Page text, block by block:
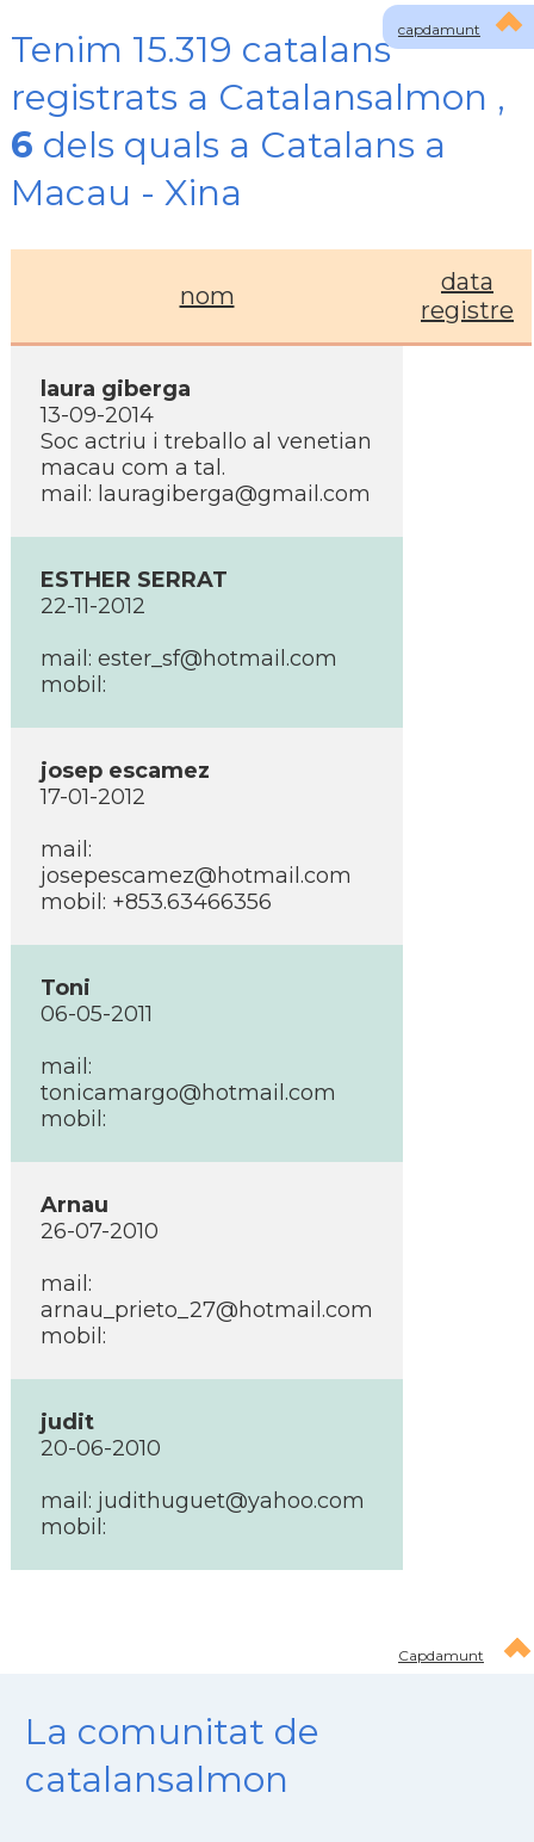
capdamunt
Tenim 15.319 catalans
registrats a Catalansalmon ,
6 dels quals a Catalans a
Macau - Xina
nom
data
registre
laura giberga
13-09-2014
Soc actriu i treballo al venetian
macau com a tal.
mail: lauragiberga@gmail.com
ESTHER SERRAT
22-11-2012
mail: ester_sf@hotmail.com
mobil:
josep escamez
17-01-2012
mail:
josepescamez@hotmail.com
mobil: +853.63466356
Toni
06-05-2011
mail:
tonicamargo@hotmail.com
mobil:
Arnau
26-07-2010
mail:
arnau_prieto_27@hotmail.com
mobil:
judit
20-06-2010
mail: judithuguet@yahoo.com
mobil:
Capdamunt
La comunitat de
catalansalmon